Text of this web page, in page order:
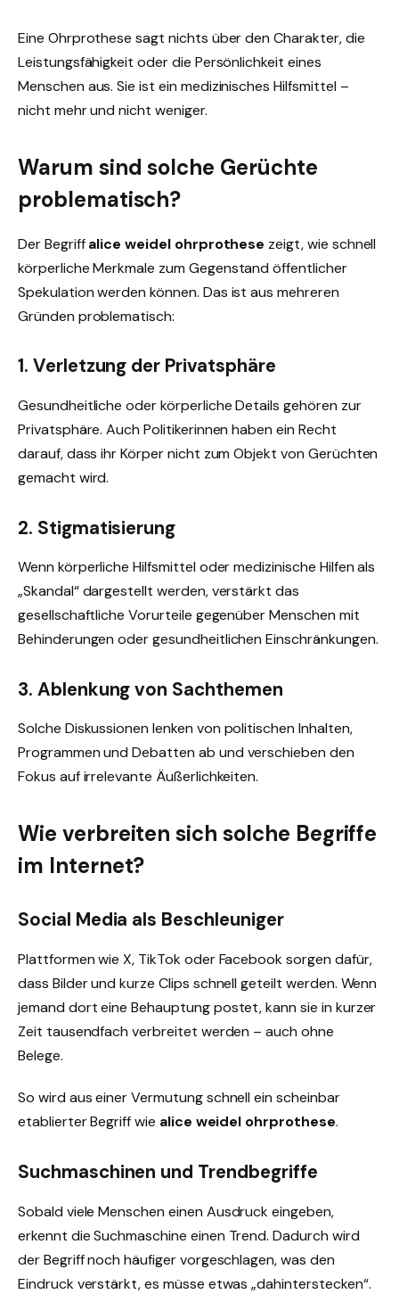
Eine Ohrprothese sagt nichts über den Charakter, die
Leistungsfähigkeit oder die Persönlichkeit eines
Menschen aus. Sie ist ein medizinisches Hilfsmittel –
nicht mehr und nicht weniger.
Warum sind solche Gerüchte
problematisch?
Der Begriffalice weidel ohrprothese zeigt, wie schnell
körperliche Merkmale zum Gegenstand öffentlicher
Spekulation werden können. Das ist aus mehreren
Gründen problematisch:
1. Verletzung der Privatsphäre
Gesundheitliche oder körperliche Details gehören zur
Privatsphäre. Auch Politikerinnen haben ein Recht
darauf, dass ihr Körper nicht zum Objekt von Gerüchten
gemacht wird.
2. Stigmatisierung
Wenn körperliche Hilfsmittel oder medizinische Hilfen als
„Skandal“ dargestellt werden, verstärkt das
gesellschaftliche Vorurteile gegenüber Menschen mit
Behinderungen oder gesundheitlichen Einschränkungen.
3. Ablenkung von Sachthemen
Solche Diskussionen lenken von politischen Inhalten,
Programmen und Debatten ab und verschieben den
Fokus auf irrelevante Äußerlichkeiten.
Wie verbreiten sich solche Begriffe
im Internet?
Social Media als Beschleuniger
Plattformen wie X, TikTok oder Facebook sorgen dafür,
dass Bilder und kurze Clips schnell geteilt werden. Wenn
jemand dort eine Behauptung postet, kann sie in kurzer
Zeit tausendfach verbreitet werden – auch ohne
Belege.
So wird aus einer Vermutung schnell ein scheinbar
etablierter Begriff wie alice weidel ohrprothese.
Suchmaschinen und Trendbegriffe
Sobald viele Menschen einen Ausdruck eingeben,
erkennt die Suchmaschine einen Trend. Dadurch wird
der Begriff noch häufiger vorgeschlagen, was den
Eindruck verstärkt, es müsse etwas „dahinterstecken“.